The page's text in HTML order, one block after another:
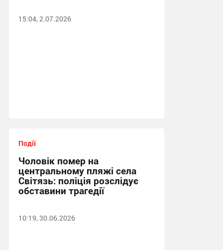
15:04, 2.07.2026
Події
Чоловік помер на
центральному пляжі села
Світязь: поліція розслідує
обставини трагедії
10:19, 30.06.2026